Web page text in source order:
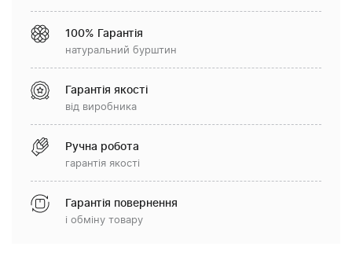
100% Гарантія
натуральний бурштин
Гарантія якості
від виробника
Ручна робота
гарантія якості
Гарантія повернення
і обміну товару